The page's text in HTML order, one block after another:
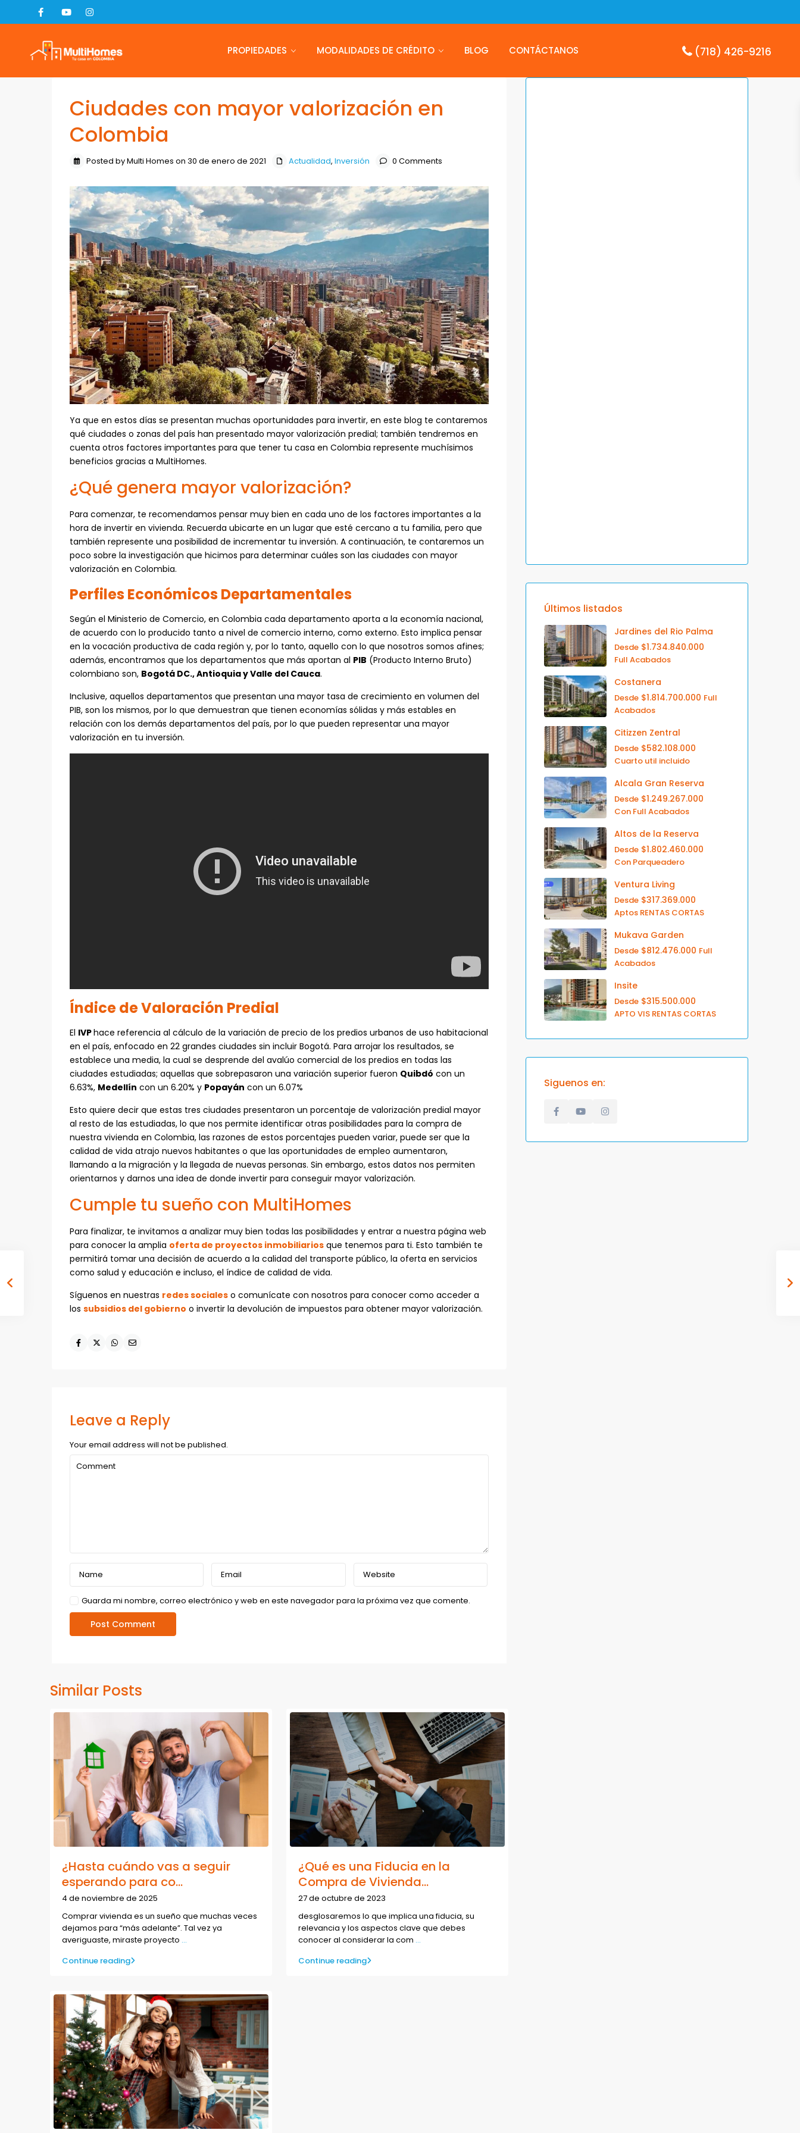
PROPIEDADES MODALIDADES DE CRÉDITO BLOG CONTÁCTANOS (718) 426-9216
Ciudades con mayor valorización en
Colombia
Posted by Multi Homes on 30 de enero de 2021 Actualidad, Inversión 0 Comments
Ya que en estos días se presentan muchas oportunidades para invertir, en este blog te contaremos
qué ciudades o zonas del país han presentado mayor valorización predial; también tendremos en
cuenta otros factores importantes para que tener tu casa en Colombia represente muchísimos
beneficios gracias a MultiHomes.
¿Qué genera mayor valorización?
Para comenzar, te recomendamos pensar muy bien en cada uno de los factores importantes a la
hora de invertir en vivienda. Recuerda ubicarte en un lugar que esté cercano a tu familia, pero que
también represente una posibilidad de incrementar tu inversión. A continuación, te contaremos un
poco sobre la investigación que hicimos para determinar cuáles son las ciudades con mayor
valorización en Colombia.
Perfiles Económicos Departamentales
Según el Ministerio de Comercio, en Colombia cada departamento aporta a la economía nacional,
de acuerdo con lo producido tanto a nivel de comercio interno, como externo. Esto implica pensar
en la vocación productiva de cada región y, por lo tanto, aquello con lo que nosotros somos afines;
además, encontramos que los departamentos que más aportan al PIB (Producto Interno Bruto)
colombiano son, Bogotá DC., Antioquia y Valle del Cauca.
Inclusive, aquellos departamentos que presentan una mayor tasa de crecimiento en volumen del
PIB, son los mismos, por lo que demuestran que tienen economías sólidas y más estables en
relación con los demás departamentos del país, por lo que pueden representar una mayor
valorización en tu inversión.
Índice de Valoración Predial
El IVPhace referencia al cálculo de la variación de precio de los predios urbanos de uso habitacional
en el país, enfocado en 22 grandes ciudades sin incluir Bogotá. Para arrojar los resultados, se
establece una media, la cual se desprende del avalúo comercial de los predios en todas las
ciudades estudiadas; aquellas que sobrepasaron una variación superior fueron Quibdó con un
6.63%, Medellín con un 6.20% y Popayán con un 6.07%
Esto quiere decir que estas tres ciudades presentaron un porcentaje de valorización predial mayor
al resto de las estudiadas, lo que nos permite identificar otras posibilidades para la compra de
nuestra vivienda en Colombia, las razones de estos porcentajes pueden variar, puede ser que la
calidad de vida atrajo nuevos habitantes o que las oportunidades de empleo aumentaron,
llamando a la migración y la llegada de nuevas personas. Sin embargo, estos datos nos permiten
orientarnos y darnos una idea de donde invertir para conseguir mayor valorización.
Cumple tu sueño con MultiHomes
Para finalizar, te invitamos a analizar muy bien todas las posibilidades y entrar a nuestra página web
para conocer la amplia oferta de proyectos inmobiliarios que tenemos para ti. Esto también te
permitirá tomar una decisión de acuerdo a la calidad del transporte público, la oferta en servicios
como salud y educación e incluso, el índice de calidad de vida.
Síguenos en nuestras redes sociales o comunícate con nosotros para conocer como acceder a
los subsidios del gobierno o invertir la devolución de impuestos para obtener mayor valorización.
Leave a Reply
Your email address will not be published.
Guarda mi nombre, correo electrónico y web en este navegador para la próxima vez que comente.
Similar Posts
¿Hasta cuándo vas a seguir
esperando para co...
4 de noviembre de 2025
Comprar vivienda es un sueño que muchas veces
dejamos para “más adelante”. Tal vez ya
averiguaste, miraste proyecto ...
Continue reading
¿Qué es una Fiducia en la
Compra de Vivienda...
27 de octubre de 2023
desglosaremos lo que implica una fiducia, su
relevancia y los aspectos clave que debes
conocer al considerar la com ...
Continue reading
Últimos listados
Jardines del Rio Palma
Desde $1.734.840.000
Full Acabados
Costanera
Desde $1.814.700.000 Full
Acabados
Citizzen Zentral
Desde $582.108.000
Cuarto util incluido
Alcala Gran Reserva
Desde $1.249.267.000
Con Full Acabados
Altos de la Reserva
Desde $1.802.460.000
Con Parqueadero
Ventura Living
Desde $317.369.000
Aptos RENTAS CORTAS
Mukava Garden
Desde $812.476.000 Full
Acabados
Insite
Desde $315.500.000
APTO VIS RENTAS CORTAS
Siguenos en: